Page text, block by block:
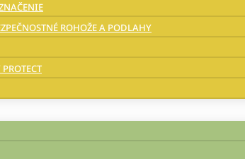
ROHOŽE A PODLAHY